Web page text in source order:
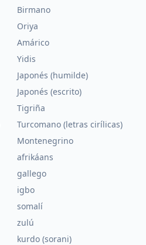
Birmano
Oriya
Amárico
Yidis
Japonés (humilde)
Japonés (escrito)
Tigriña
Turcomano (letras cirílicas)
Montenegrino
afrikáans
gallego
igbo
somalí
zulú
kurdo (sorani)